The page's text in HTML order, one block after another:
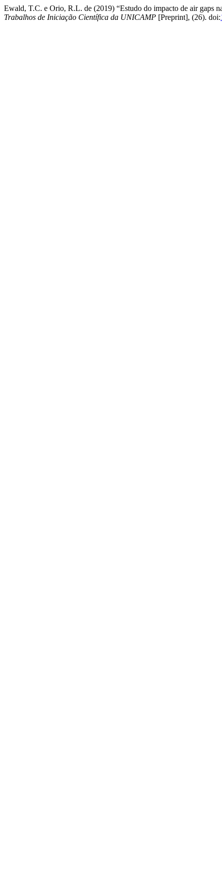
Ewald, T.C. e Orio, R.L. de (2019) “Estudo do impacto de air gaps
Trabalhos de Iniciação Científica da UNICAMP [Preprint], (26). doi: